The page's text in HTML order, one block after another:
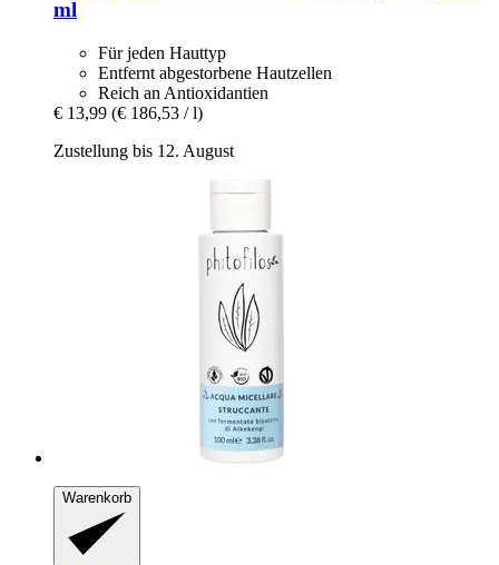
ml
Für jeden Hauttyp
Entfernt abgestorbene Hautzellen
Reich an Antioxidantien
€ 13,99 (€ 186,53 / l)
Zustellung bis 12. August
Warenkorb